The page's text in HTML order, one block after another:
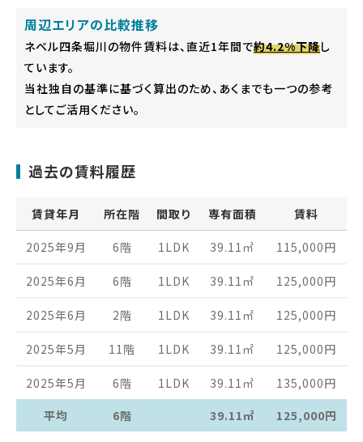
周辺エリアの比較推移
ネベル四条堀川の物件賃料は、直近1年間で約4.2%下降し
ています。
当社独自の基準に基づく算出のため、あくまでも一つの参考
としてご活用ください。
過去の賃料履歴
賃貸年月 所在階 間取り 専有面積 賃料
2025年9月 6階 1LDK 39.11 ㎡ 115,000円
2025年6月 6階 1LDK 39.11 ㎡ 125,000円
2025年6月 2階 1LDK 39.11 ㎡ 125,000円
2025年5月 11階 1LDK 39.11 ㎡ 125,000円
2025年5月 6階 1LDK 39.11 ㎡ 135,000円
平均
6階 39.11㎡ 125,000円